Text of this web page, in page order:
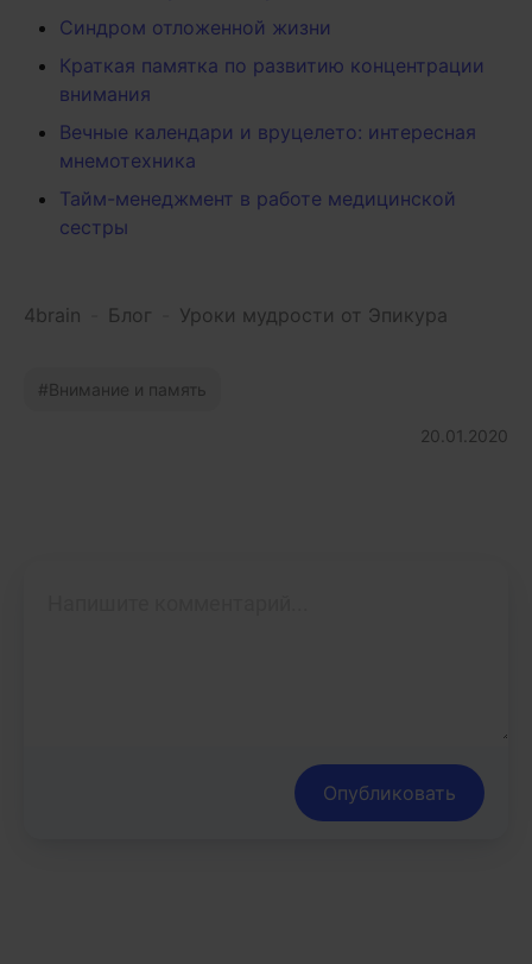
Синдром отложенной жизни
Краткая памятка по развитию концентрации
внимания
Вечные календари и вруцелето: интересная
мнемотехника
Тайм-менеджмент в работе медицинской
сестры
4brain Блог Уроки мудрости от Эпикура
Внимание и память
20.01.2020
Опубликовать